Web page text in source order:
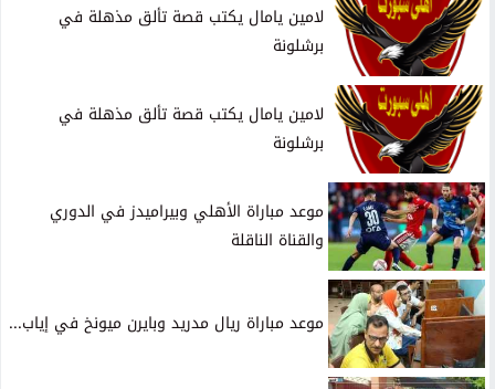
لامين يامال يكتب قصة تألق مذهلة في
برشلونة
لامين يامال يكتب قصة تألق مذهلة في
برشلونة
موعد مباراة الأهلي وبيراميدز في الدوري
والقناة الناقلة
موعد مباراة ريال مدريد وبايرن ميونخ في إياب...